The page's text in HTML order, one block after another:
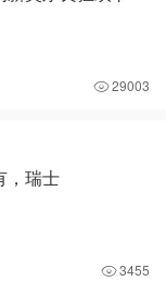
29003
，瑞士
3455